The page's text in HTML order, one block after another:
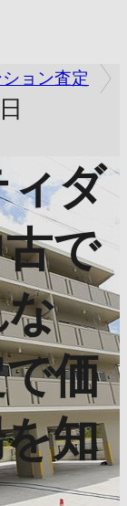
ョン査定
ィダ
で
価
知